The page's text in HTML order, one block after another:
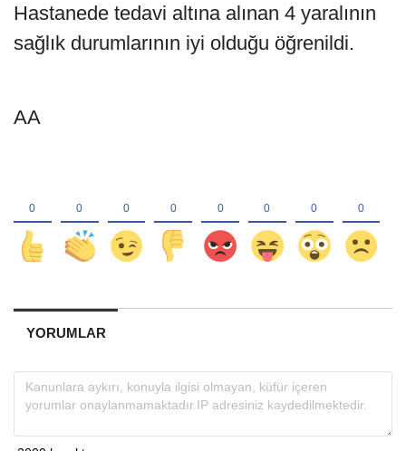
Hastanede tedavi altına alınan 4 yaralının
sağlık durumlarının iyi olduğu öğrenildi.
AA
YORUMLAR